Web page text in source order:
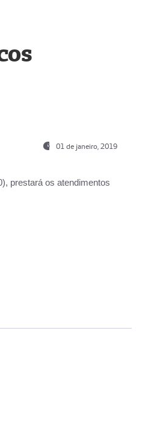
01 de janeiro, 2019
prestará os atendimentos